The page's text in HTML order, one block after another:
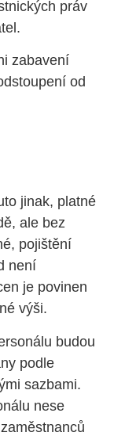
práv
zabavení
od
jinak, platné
ale bez
pojištění
není
je povinen
výši.
budou
podle
sazbami.
nese